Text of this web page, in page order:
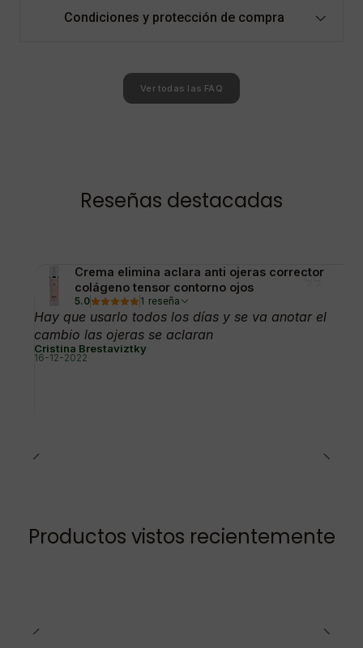
Condiciones y protección de compra
Ver todas las FAQ
Reseñas destacadas
Crema elimina aclara anti ojeras corrector
colágeno tensor contorno ojos
5.0 1 reseña
Hay que usarlo todos los días y se va anotar el
cambio las ojeras se aclaran
Cristina Brestaviztky
16-12-2022
Productos vistos recientemente